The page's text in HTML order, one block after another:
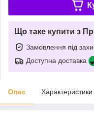
Що таке купити з
Замовлення під
Доступна доставка
Опис Характеристики